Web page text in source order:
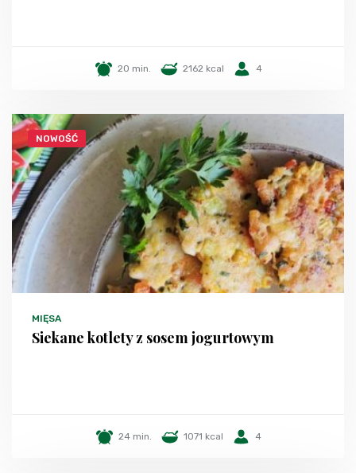
20 min. 2162 kcal 4
NOWOŚĆ
MIĘSA
Siekane kotlety z sosem jogurtowym
24 min. 1071 kcal 4